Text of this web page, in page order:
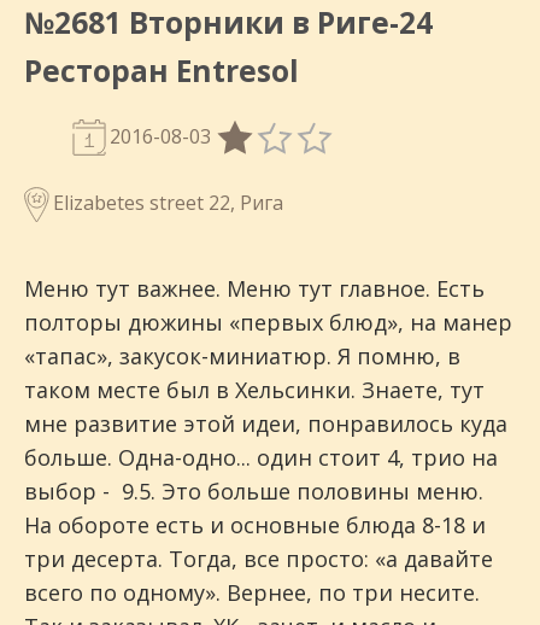
№2681 Вторники в Риге-24
Ресторан Entresol
2016-08-03
Elizabetes street 22, Рига
Меню тут важнее. Меню тут главное. Есть
полторы дюжины «первых блюд», на манер
«тапас», закусок-миниатюр. Я помню, в
таком месте был в Хельсинки. Знаете, тут
мне развитие этой идеи, понравилось куда
больше. Одна-одно... один стоит 4, трио на
выбор - 9.5. Это больше половины меню.
На обороте есть и основные блюда 8-18 и
три десерта. Тогда, все просто: «а давайте
всего по одному». Вернее, по три несите.